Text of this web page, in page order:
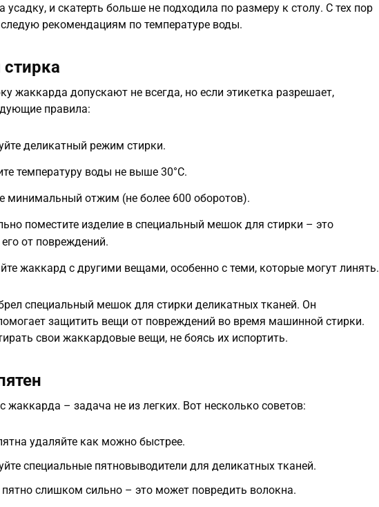
усадку, и скатерть больше не подходила по размеру к столу. С тех пор
следую рекомендациям по температуре воды.
жаккарда допускают не всегда, но если этикетка разрешает,
правила:
деликатный режим стирки.
температуру воды не выше 30°C.
минимальный отжим (не более 600 оборотов).
поместите изделие в специальный мешок для стирки – это
от повреждений.
жаккард с другими вещами, особенно с теми, которые могут линять.
специальный мешок для стирки деликатных тканей. Он
защитить вещи от повреждений во время машинной стирки.
свои жаккардовые вещи, не боясь их испортить.
жаккарда – задача не из легких. Вот несколько советов:
удаляйте как можно быстрее.
специальные пятновыводители для деликатных тканей.
пятно слишком сильно – это может повредить волокна.